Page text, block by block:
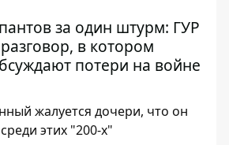
за один штурм: ГУР
в котором
потери на войне
жалуется дочери, что он
этих "200-х"